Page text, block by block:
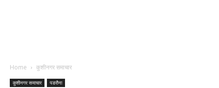
Home कुशीनगर समाचार
कुशीनगर समाचार पडरौना